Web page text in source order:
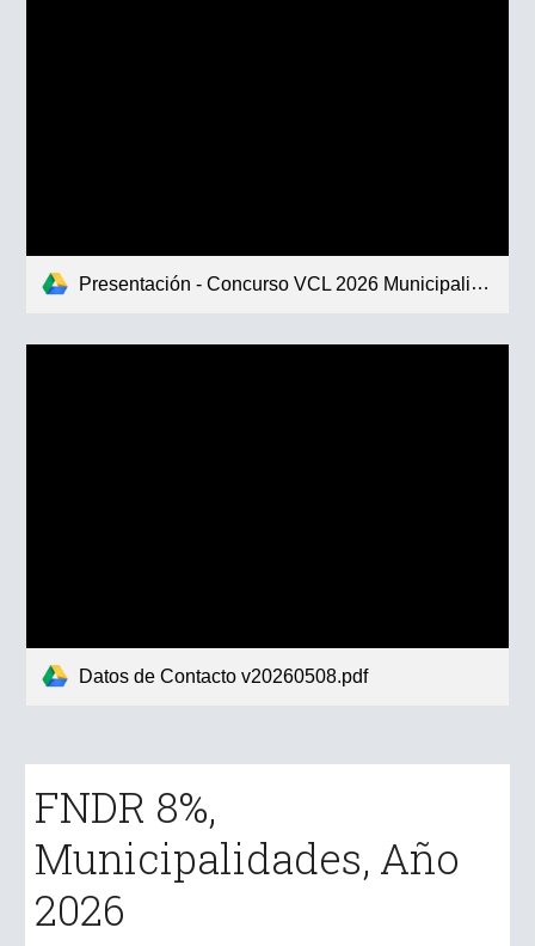
Presentación - Concurso VCL 2026 Municipalidades.pdf
Datos de Contacto v20260508.pdf
FNDR 8%,
Municipalidades, Año
2026